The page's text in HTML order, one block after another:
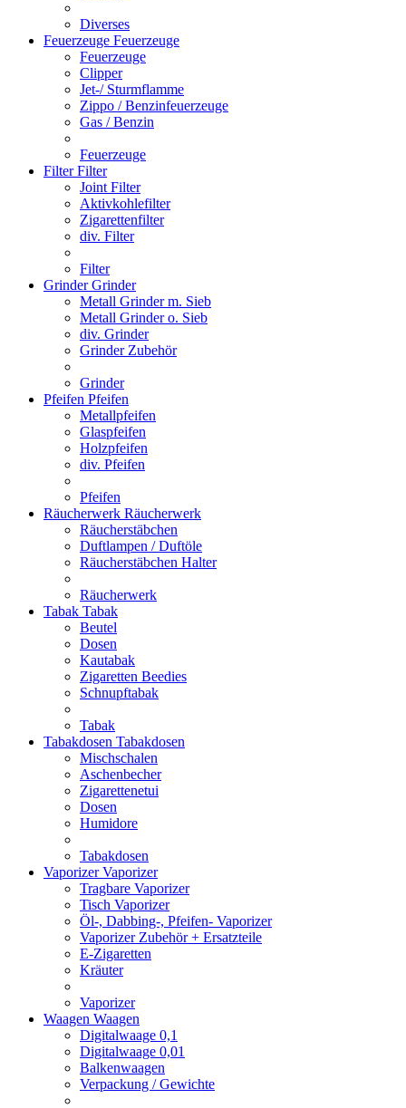
Diverses
Feuerzeuge Feuerzeuge
Feuerzeuge
Clipper
Jet-/ Sturmflamme
Zippo / Benzinfeuerzeuge
Gas / Benzin
Feuerzeuge
FilterFilter
Joint Filter
Aktivkohlefilter
Zigarettenfilter
div. Filter
Filter
GrinderGrinder
Metall Grinder m. Sieb
Metall Grinder o. Sieb
div. Grinder
Grinder Zubehör
Grinder
Pfeifen Pfeifen
Metallpfeifen
Glaspfeifen
Holzpfeifen
div. Pfeifen
Pfeifen
Räucherwerk Räucherwerk
Räucherstäbchen
Duftlampen / Duftöle
Räucherstäbchen Halter
Räucherwerk
Tabak Tabak
Beutel
Dosen
Kautabak
Zigaretten Beedies
Schnupftabak
Tabak
Tabakdosen Tabakdosen
Mischschalen
Aschenbecher
Zigarettenetui
Dosen
Humidore
Tabakdosen
VaporizerVaporizer
Tragbare Vaporizer
Tisch Vaporizer
Öl-, Dabbing-, Pfeifen- Vaporizer
Vaporizer Zubehör + Ersatzteile
E-Zigaretten
Kräuter
Vaporizer
Waagen Waagen
Digitalwaage 0,1
Digitalwaage 0,01
Balkenwaagen
Verpackung / Gewichte